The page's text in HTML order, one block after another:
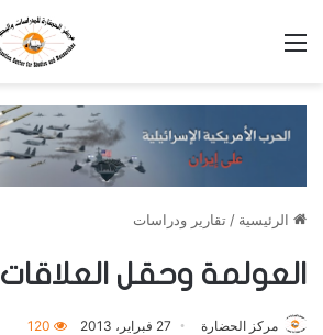
الرئيسية / تقارير ودراسات
العولمة وحقل العلاقات
مركز الحضارة 27 فبراير، 2013 120